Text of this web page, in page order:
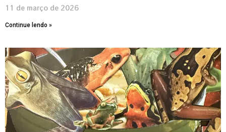
11 de março de 2026
Continue lendo »